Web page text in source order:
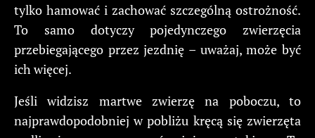
tylko hamować i zachować szczególną ostrożność.
To samo dotyczy pojedynczego zwierzęcia
przebiegającego przez jezdnię – uważaj, może być
ich więcej.
Jeśli widzisz martwe zwierzę na poboczu, to
najprawdopodobniej w pobliżu kręcą się zwierzęta